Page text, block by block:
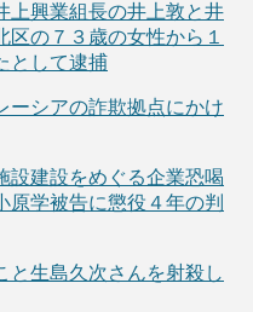
上興業組長の井上敦と井
区の７３歳の女性から１
として逮捕
ーシアの詐欺拠点にかけ
設建設をめぐる企業恐喝
原学被告に懲役４年の判
と生島久次さんを射殺し